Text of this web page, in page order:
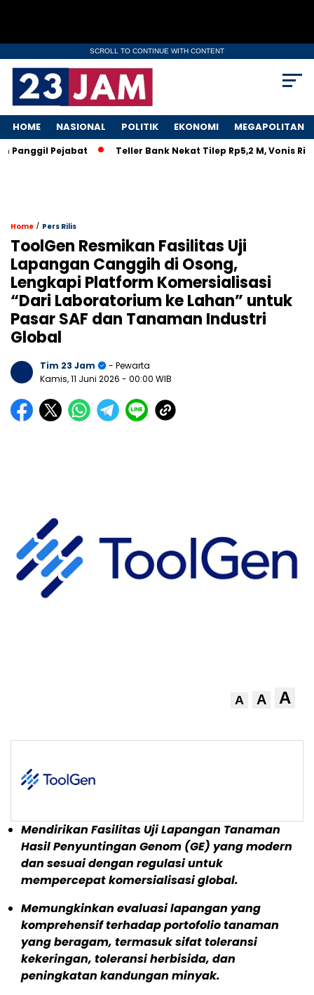
SCROLL TO CONTINUE WITH CONTENT
HOME NASIONAL POLITIK EKONOMI MEGAPOLITAN
Pejabat Teller Bank Nekat Tilep Rp5,2 M, Vonis
Home / Pers Rilis
ToolGen Resmikan Fasilitas Uji
Lapangan Canggih di Osong,
Lengkapi Platform Komersialisasi
“Dari Laboratorium ke Lahan” untuk
Pasar SAF dan Tanaman Industri
Global
Tim 23 Jam
- Pewarta
Kamis, 11 Juni 2026 - 00:00 WIB
A A A
Mendirikan Fasilitas Uji Lapangan Tanaman
Hasil Penyuntingan Genom (GE) yang modern
dan sesuai dengan regulasi untuk
mempercepat komersialisasi global.
Memungkinkan evaluasi lapangan yang
komprehensif terhadap portofolio tanaman
yang beragam, termasuk sifat toleransi
kekeringan, toleransi herbisida, dan
peningkatan kandungan minyak.